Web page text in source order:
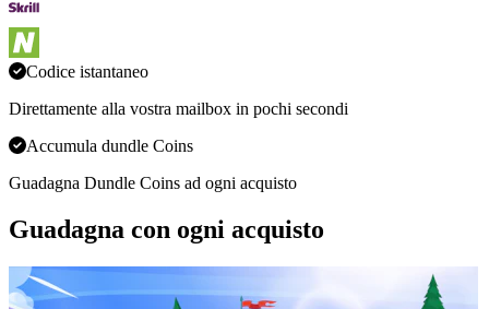
Codice istantaneo
Direttamente alla vostra mailbox in pochi secondi
Accumula dundle Coins
Guadagna Dundle Coins ad ogni acquisto
Guadagna con ogni acquisto